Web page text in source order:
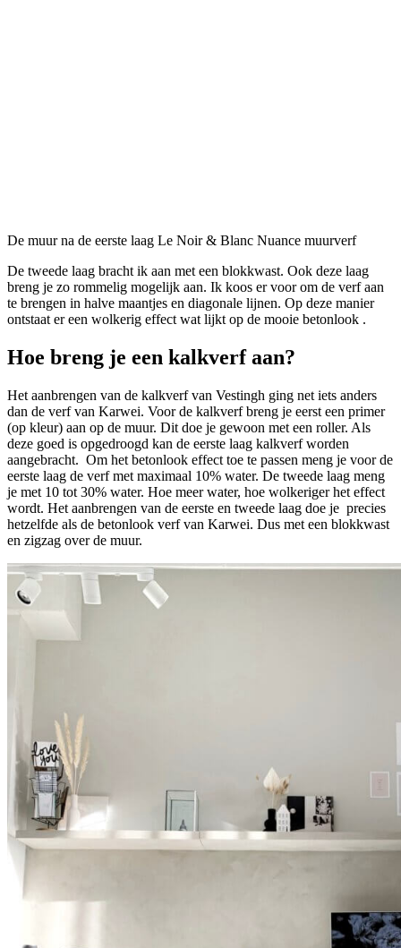
De muur na de eerste laag Le Noir & Blanc Nuance muurverf
De tweede laag bracht ik aan met een blokkwast. Ook deze laag
breng je zo rommelig mogelijk aan. Ik koos er voor om de verf aan
te brengen in halve maantjes en diagonale lijnen. Op deze manier
ontstaat er een wolkerig effect wat lijkt op de mooie betonlook .
Hoe breng je een kalkverf aan?
Het aanbrengen van de kalkverf van Vestingh ging net iets anders
dan de verf van Karwei. Voor de kalkverf breng je eerst een primer
(op kleur) aan op de muur. Dit doe je gewoon met een roller. Als
deze goed is opgedroogd kan de eerste laag kalkverf worden
aangebracht. Om het betonlook effect toe te passen meng je voor de
eerste laag de verf met maximaal 10% water. De tweede laag meng
je met 10 tot 30% water. Hoe meer water, hoe wolkeriger het effect
wordt. Het aanbrengen van de eerste en tweede laag doe je precies
hetzelfde als de betonlook verf van Karwei. Dus met een blokkwast
en zigzag over de muur.